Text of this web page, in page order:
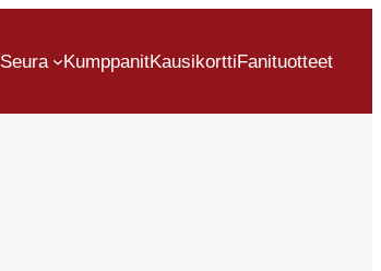
Seura KumppanitKausikorttiFanituotteet